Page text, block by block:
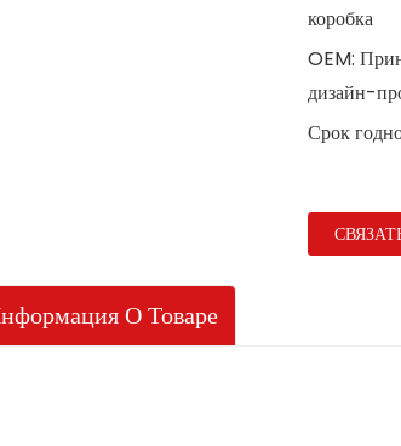
коробка
OEM:
дизайн-
Срок
О Товаре